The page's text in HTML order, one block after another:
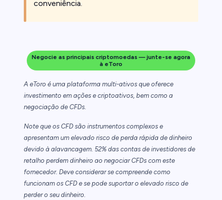
conveniência.
Negocie as principais criptomoedas — junte-se agora
à eToro
A eToro é uma plataforma multi-ativos que oferece
investimento em ações e criptoativos, bem como a
negociação de CFDs.
Note que os CFD são instrumentos complexos e
apresentam um elevado risco de perda rápida de dinheiro
devido à alavancagem. 52% das contas de investidores de
retalho perdem dinheiro ao negociar CFDs com este
fornecedor. Deve considerar se compreende como
funcionam os CFD e se pode suportar o elevado risco de
perder o seu dinheiro.